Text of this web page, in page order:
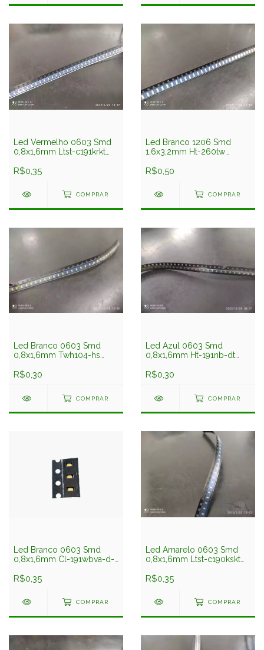
Led Vermelho 0603 Smd
0,8x1,6mm Ltst-c191krkt
R$0,35
COMPRAR
Led Branco 1206 Smd
1,6x3,2mm Ht-260tw
R$0,50
COMPRAR
Led Branco 0603 Smd
0,8x1,6mm Twh104-hs
R$0,30
COMPRAR
Led Azul 0603 Smd
0,8x1,6mm Ht-191nb-dt
R$0,30
COMPRAR
Led Branco 0603 Smd
0,8x1,6mm Cl-191wbva-d-t
R$0,35
COMPRAR
Led Amarelo 0603 Smd
0,8x1,6mm Ltst-c190kskt
R$0,35
COMPRAR